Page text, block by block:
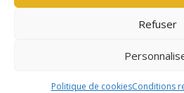
Refuser
Politique de cookiesConditions